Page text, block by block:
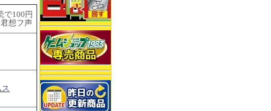
で100円
君想フ声